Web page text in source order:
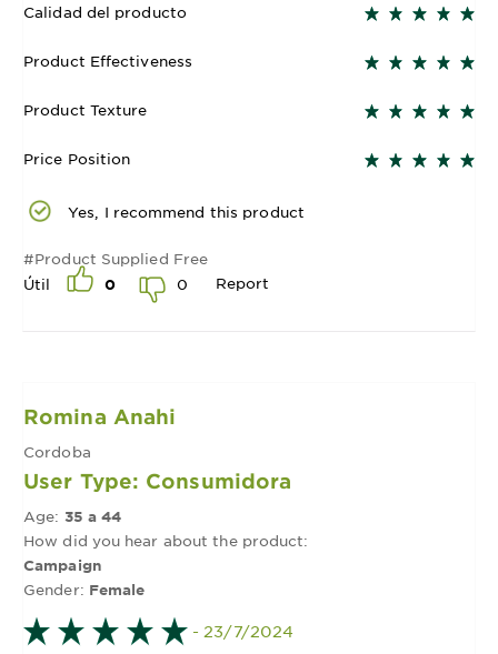
Calidad del producto
Product Effectiveness
Product Texture
Price Position
Yes, I recommend this product
#Product Supplied Free
Útil
0 0 Report
Romina Anahi
Cordoba
User Type: Consumidora
Age: 35 a 44
How did you hear about the product:
Campaign
Gender: Female
- 23/7/2024